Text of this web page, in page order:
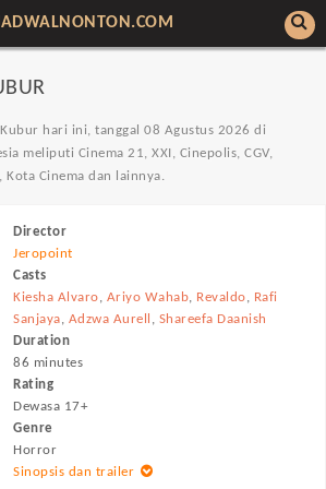
hari ini, tanggal 08 Agustus 2026 di
meliputi Cinema 21, XXI, Cinepolis, CGV,
Kota Cinema dan lainnya.
Director
Jeropoint
Casts
Kiesha Alvaro, Ariyo Wahab, Revaldo, Rafi
Sanjaya, Adzwa Aurell , Shareefa Daanish
Duration
86 minutes
Rating
Dewasa 17+
Genre
Horror
Sinopsis dan trailer